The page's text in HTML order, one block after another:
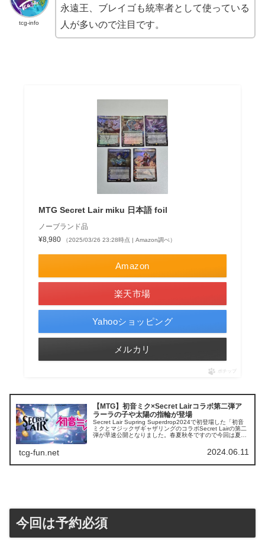
tcg-info
永遠王、ブレイゴも統率者として使っている
人が多いので注目です。
MTG Secret Lair miku 日本語 foil
ノーブランド品
¥8,980
（2025/03/26 23:28時点 | Amazon調べ）
Amazon
楽天市場
Yahooショッピング
メルカリ
ポチップ
【MTG】初音ミク×Secret Lairコラボ第二弾ア
ラーラの子や太陽の指輪が登場
Secret Lair Supring Superdrop2024で初登場した「初音
ミクとマジックザギャザリングのコラボSecret Lairの第二
弾が早速公開となりました。春夏秋冬ですので今回は夏
tcg-fun.net 2024.06.11
今回は予約必須